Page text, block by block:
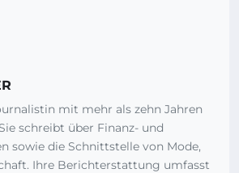
mit mehr als zehn Jahren
schreibt über Finanz- und
sowie die Schnittstelle von Mode,
Ihre Berichterstattung umfasst